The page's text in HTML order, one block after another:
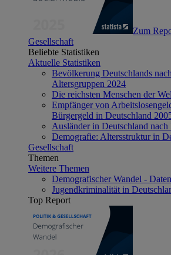
Zum
Gesellschaft
Beliebte Statistiken
Aktuelle Statistiken
Bevölkerung Deutschlands
Altersgruppen 2024
Die reichsten Menschen der
Empfänger von
Bürgergeld in Deutschland
Ausländer in Deutschland
Demografie: Altersstruktur in
Gesellschaft
Themen
Weitere Themen
Demografischer Wandel -
Jugendkriminalität in
Top Report